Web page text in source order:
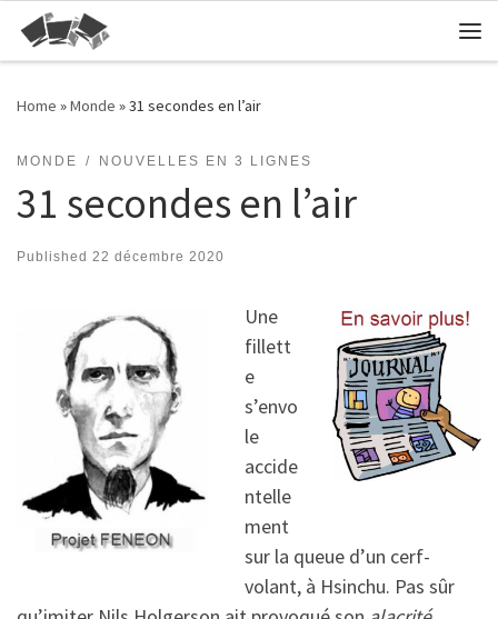
Skip to content
Home »Monde »31 secondes en l’air
MONDE NOUVELLES EN 3 LIGNES
31 secondes en l’air
Published 22 décembre 2020
Une
fillett
e
s’envo
le
accide
ntelle
ment
sur la queue d’un cerf-
volant, à Hsinchu. Pas sûr